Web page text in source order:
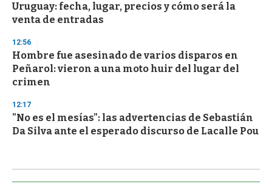
Uruguay: fecha, lugar, precios y cómo será la
venta de entradas
12:56
Hombre fue asesinado de varios disparos en
Peñarol: vieron a una moto huir del lugar del
crimen
12:17
"No es el mesías": las advertencias de Sebastián
Da Silva ante el esperado discurso de Lacalle Pou